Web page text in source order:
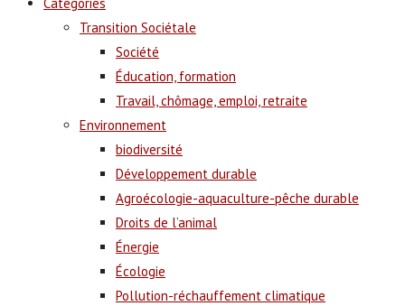
Transition Sociétale
Société
Éducation, formation
Travail, chômage, emploi, retraite
Environnement
biodiversité
Développement durable
Agroécologie-aquaculture-pêche durable
Droits de l’animal
Énergie
Écologie
Pollution-réchauffement climatique